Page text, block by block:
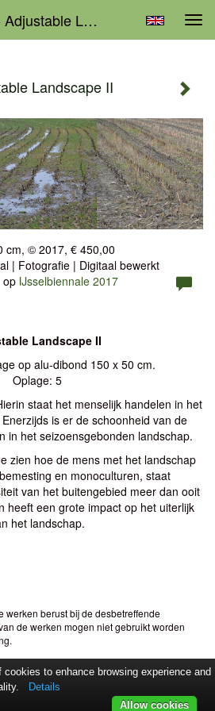
Frans Kwakkenbos - Adjustable Landscape II
Landscape II
cm, © 2017, € 450,00
| Fotografie | Digitaal bewerkt
op IJsselbiennale 2017
Landscape II
op alu-dibond 150 x 50 cm.
Oplage: 5
staat het menselijk handelen in het
is er de schoonheid van de
in het seizoensgebonden landschap.
zien hoe de mens met het landschap
en monoculturen, staat
van het buitengebied meer dan ooit
heeft een grote impact op het uiterlijk
het landschap.
werken berust bij de desbetreffende
de werken mogen niet gebruikt worden
to enhance browsing experience and
Details
Allow cookies